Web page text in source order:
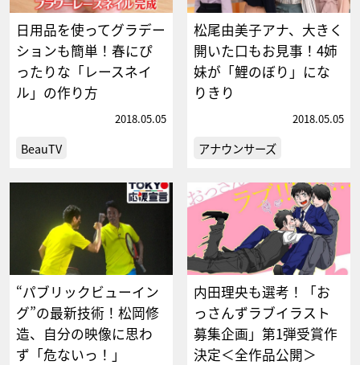
日用品を使ってグラデー
ションも簡単！春にぴ
ったりな「レースネイ
ル」の作り方
2018.05.05
BeauTV
松尾由美子アナ、大きく
開いた口もお見事！4姉
妹が「鯉のぼり」にな
りきり
2018.05.05
アナウンサーズ
“パブリックビューイン
グ”の最新技術！松岡修
造、自分の映像に思わ
ず「危ないっ！」
内田理央も選考！「お
っさんずラブイラスト
募集企画」第1弾受賞作
決定＜全作品公開＞